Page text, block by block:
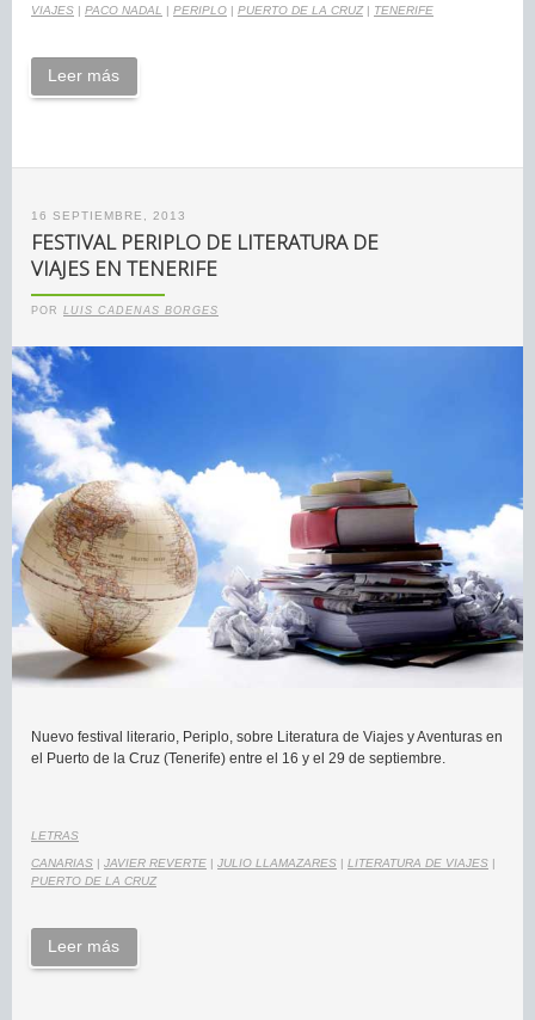
VIAJES | PACO NADAL | PERIPLO | PUERTO DE LA CRUZ| TENERIFE
Leer más
16 SEPTIEMBRE, 2013
FESTIVAL PERIPLO DE LITERATURA DE
VIAJES EN TENERIFE
POR LUIS CADENAS BORGES
Nuevo festival literario, Periplo, sobre Literatura de Viajes y Aventuras en
el Puerto de la Cruz (Tenerife) entre el 16 y el 29 de septiembre.
LETRAS
CANARIAS | JAVIER REVERTE | JULIO LLAMAZARES | LITERATURA DE VIAJES |
PUERTO DE LA CRUZ
Leer más